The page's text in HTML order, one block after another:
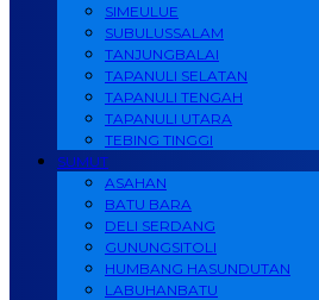
SIMEULUE
SUBULUSSALAM
TANJUNGBALAI
TAPANULI SELATAN
TAPANULI TENGAH
TAPANULI UTARA
TEBING TINGGI
SUMUT
ASAHAN
BATU BARA
DELI SERDANG
GUNUNGSITOLI
HUMBANG HASUNDUTAN
LABUHANBATU